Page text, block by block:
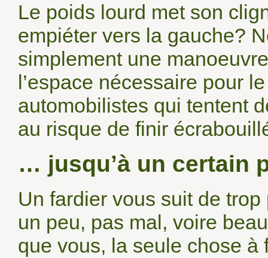
Le poids lourd met son
empiéter vers la gauche?
simplement une
l’espace nécessaire pour
automobilistes qui tentent
au risque de finir
… jusqu’à un certain
Un fardier vous suit de
un peu, pas mal, voire
que vous, la seule chose